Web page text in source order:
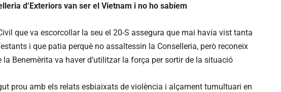
d’Exteriors van ser el Vietnam i no ho sabíem
que va escorcollar la seu el 20-S assegura que mai havia vist tanta
i que patia perquè no assaltessin la Conselleria, però reconeix
la Benemèrita va haver d’utilitzar la força per sortir de la situació
prou amb els relats esbiaixats de violència i alçament tumultuari en